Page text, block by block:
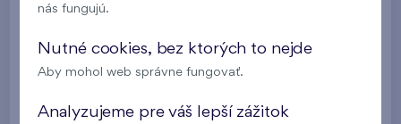
nás fungujú.
Nutné cookies, bez ktorých to nejde
Aby mohol web správne fungovať.
Analyzujeme pre váš lepší zážitok